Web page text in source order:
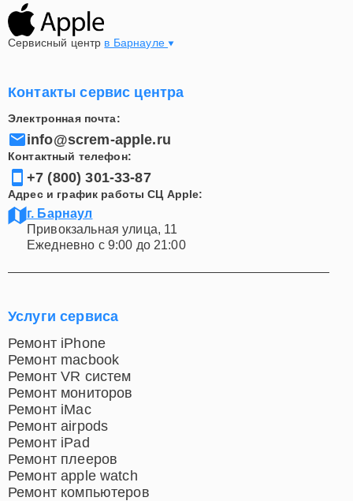
Сервисный центр в Барнауле
Контакты сервис центра
Электронная почта:
info@screm-apple.ru
Контактный телефон:
+7 (800) 301-33-87
Адрес и график работы СЦ Apple:
г. Барнаул
Привокзальная улица, 11
Ежедневно с 9:00 до 21:00
Услуги сервиса
Ремонт iPhone
Ремонт macbook
Ремонт VR систем
Ремонт мониторов
Ремонт iMac
Ремонт airpods
Ремонт iPad
Ремонт плееров
Ремонт apple watch
Ремонт компьютеров